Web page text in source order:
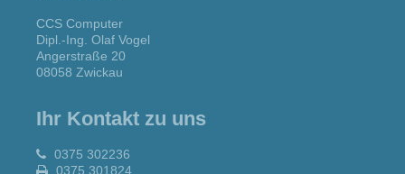
CCS Computer
Dipl.-Ing. Olaf Vogel
Angerstraße 20
08058 Zwickau
Ihr Kontakt zu uns
0375 302236
0375 301824